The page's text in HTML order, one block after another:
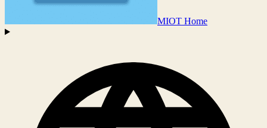
MIOT Home